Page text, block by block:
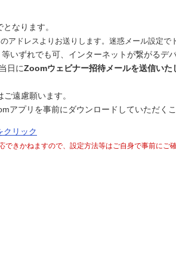
なります。
アドレスよりお送りします。迷惑メール設定
いずれでも可、インターネットが繋がるデ
日にZoomウェビナー招待メールを送信いた
遠慮願います。
アプリを事前にダウンロードしていただくこ
クリック
きかねますので、設定方法等はご自身で事前に